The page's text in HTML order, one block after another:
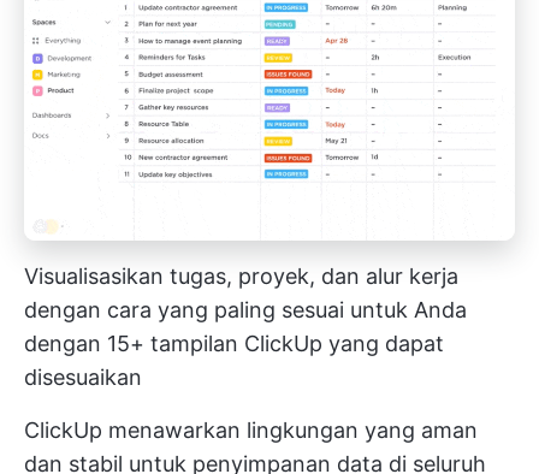
Visualisasikan tugas, proyek, dan alur kerja
dengan cara yang paling sesuai untuk Anda
dengan 15+ tampilan ClickUp yang dapat
disesuaikan
ClickUp menawarkan lingkungan yang aman
dan stabil untuk penyimpanan data di seluruh